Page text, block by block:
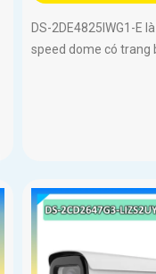
DS-2DE4825IWG1-E
speed dome có trang